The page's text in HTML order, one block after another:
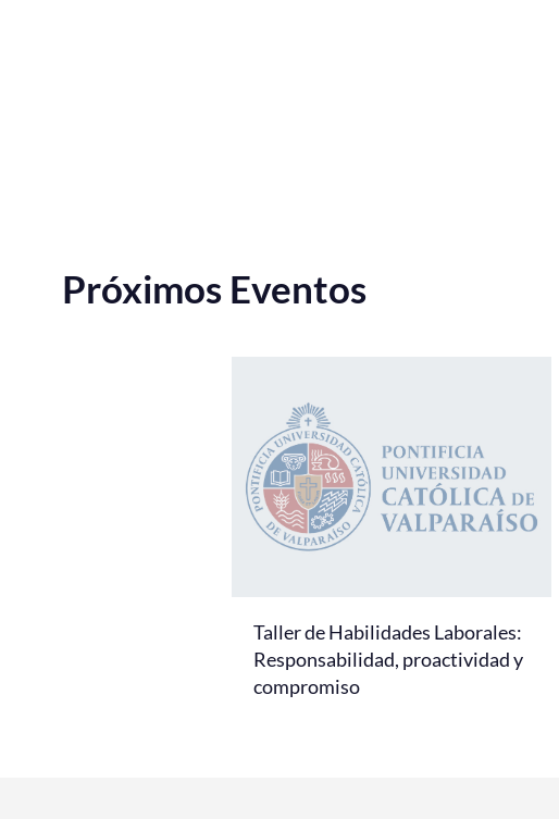
Próximos Eventos
Taller de Habilidades Laborales:
Responsabilidad, proactividad y
compromiso